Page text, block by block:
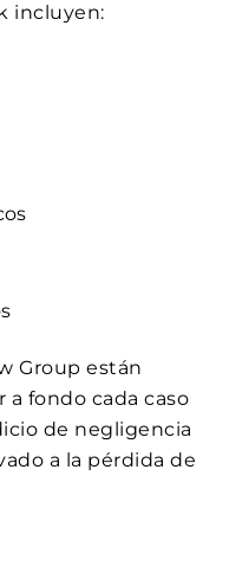
incluyen:
Group están
fondo cada caso
de negligencia
a la pérdida de